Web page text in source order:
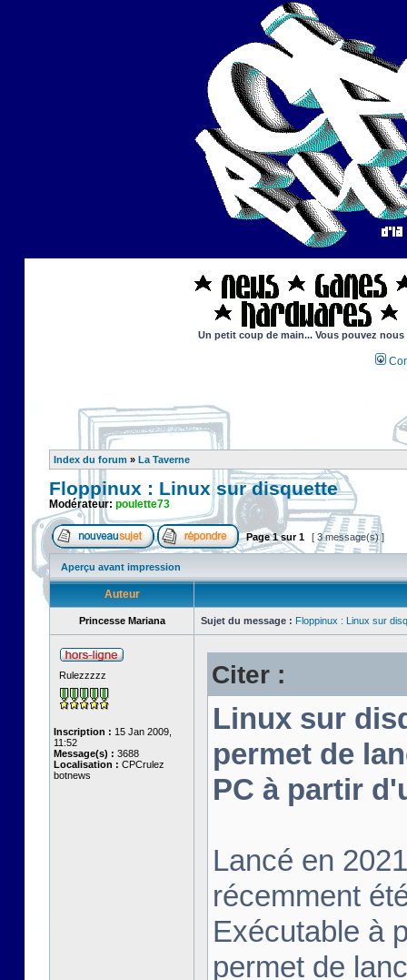
Un petit coup de main... Vous pouvez
Index du forum » La Taverne
Floppinux : Linux sur disquette
Modérateur: poulette73
Page1sur1 [ 3 message(s) ]
Aperçu avant impression
Auteur
Princesse Mariana Sujet du message : Floppinux : Linux sur
Rulezzzzz
Inscription : 15 Jan 2009,
11:52
Message(s) : 3688
Localisation : CPCrulez
botnews
Citer :
Linux sur
permet de
PC à partir
Lancé en
récemment
Exécutable à
permet de